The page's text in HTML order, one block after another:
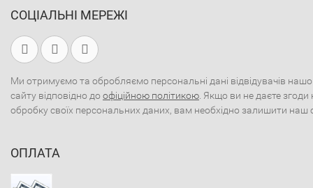
СОЦІАЛЬНІ МЕРЕЖІ
Ми отримуємо та обробляємо персональні дані відвідувачів
сайту відповідно до офіційною політикою . Якщо ви не даєте згоди
обробку своїх персональних даних, вам необхідно залишити наш
ОПЛАТА